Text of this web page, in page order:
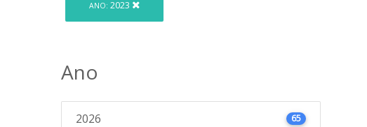
ANO: 2023
Ano
2026 65